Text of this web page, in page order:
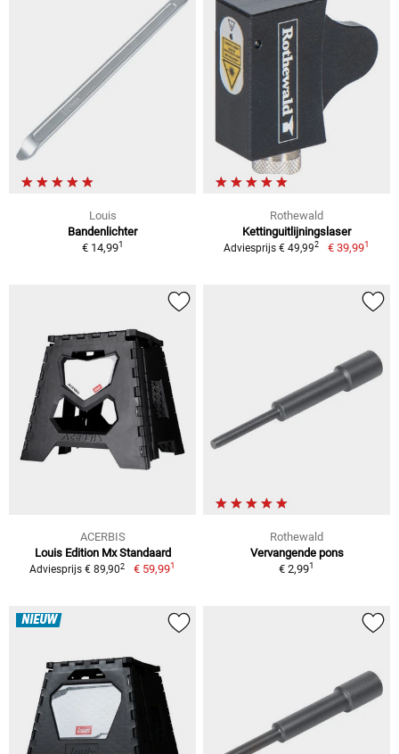
Louis
Bandenlichter
€ 14,991
Rothewald
Kettinguitlijningslaser
Adviesprijs € 49,992 € 39,991
ACERBIS
Louis Edition Mx Standaard
Adviesprijs € 89,902 € 59,991
Rothewald
Vervangende pons
€ 2,991
NIEUW